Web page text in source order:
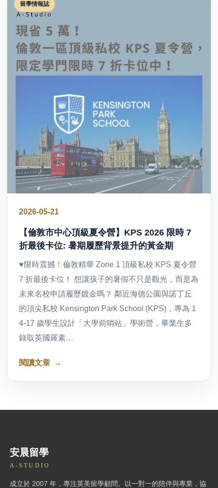
留學情報誌
2026-05-21
【倫敦市中心頂級夏令營】KPS 2026 限時 7
折最後卡位: 暑期履歷背景提升的黃金期
♥限時震撼！倫敦精華 Zone 1 頂級私校 KPS 夏令營
7 折最後卡位！ 想讓孩子的暑假不只是觀光，而是為
未來名校申請履歷鍍金嗎？ 鄰近海德公園與諾丁丘
的頂尖私校 Kensington Park School (KPS)，專為 1
4-17 歲學生設計「大學前哨站」學術營，畢業生多
錄取英國羅素…
閱讀文章
安晨留學
A-STUDIO
成立於 2007 年，專注英美留學顧問。以一對一的陪伴與專業，協